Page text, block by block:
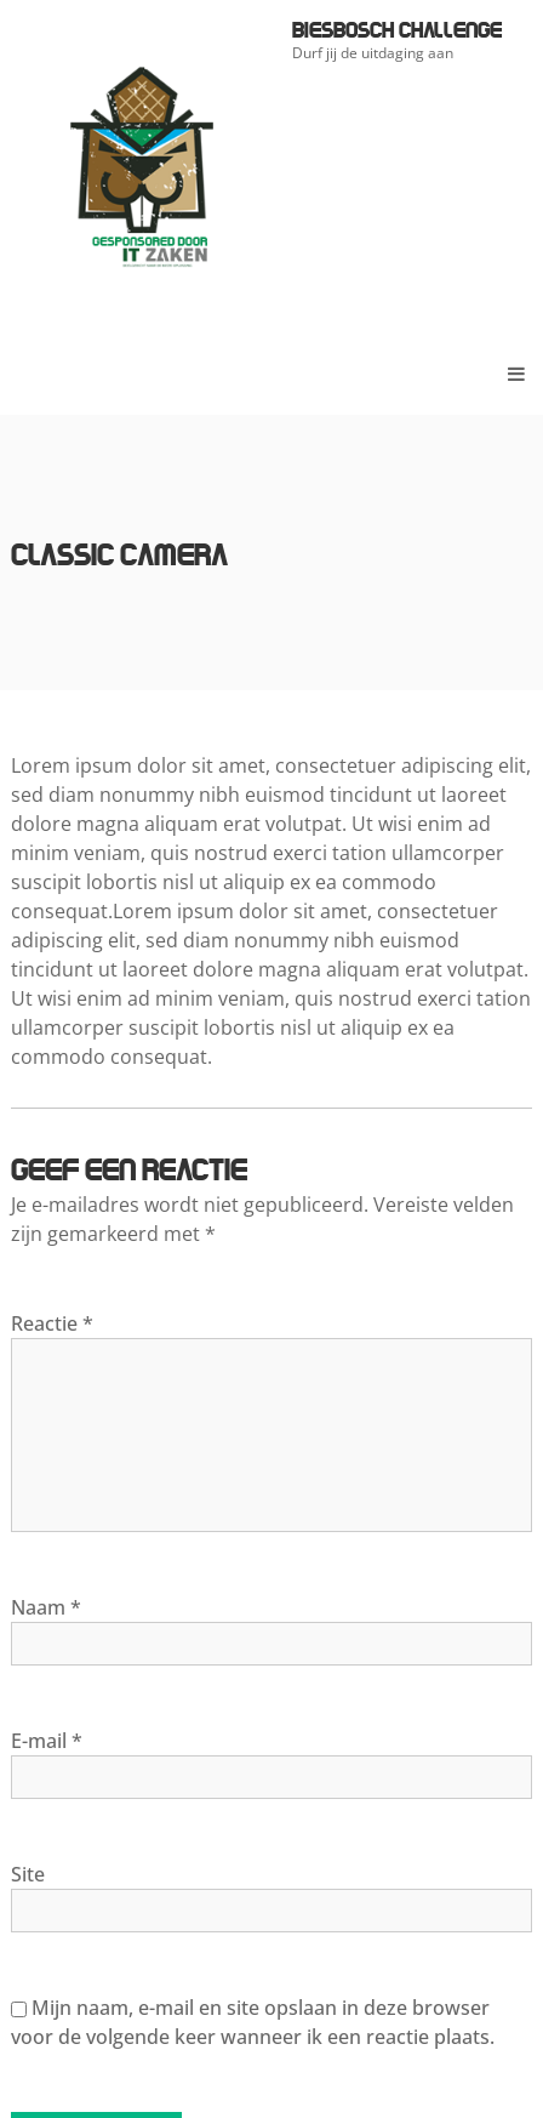
Biesbosch Challenge
Durf jij de uitdaging aan
Classic Camera
Lorem ipsum dolor sit amet, consectetuer adipiscing elit,
sed diam nonummy nibh euismod tincidunt ut laoreet
dolore magna aliquam erat volutpat. Ut wisi enim ad
minim veniam, quis nostrud exerci tation ullamcorper
suscipit lobortis nisl ut aliquip ex ea commodo
consequat.Lorem ipsum dolor sit amet, consectetuer
adipiscing elit, sed diam nonummy nibh euismod
tincidunt ut laoreet dolore magna aliquam erat volutpat.
Ut wisi enim ad minim veniam, quis nostrud exerci tation
ullamcorper suscipit lobortis nisl ut aliquip ex ea
commodo consequat.
Geef een reactie
Je e-mailadres wordt niet gepubliceerd. Vereiste velden
zijn gemarkeerd met *
Reactie*
Naam *
E-mail *
Site
Mijn naam, e-mail en site opslaan in deze browser
voor de volgende keer wanneer ik een reactie plaats.